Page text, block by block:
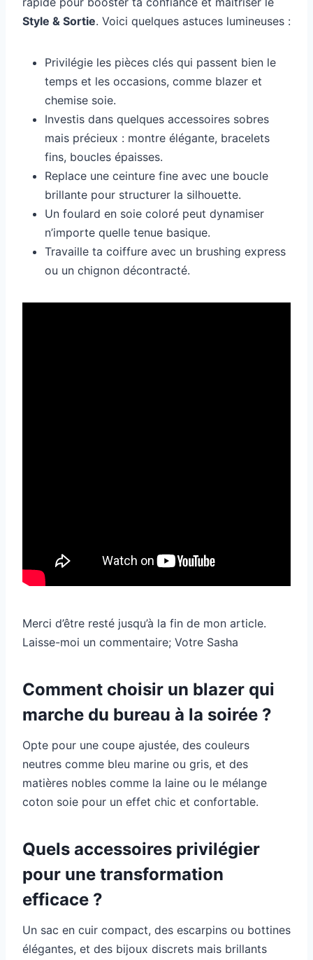
Style & Sortie. Voici quelques astuces lumineuses :
Privilégie les pièces clés qui passent bien le
temps et les occasions, comme blazer et
chemise soie.
Investis dans quelques accessoires sobres
mais précieux : montre élégante, bracelets
fins, boucles épaisses.
Replace une ceinture fine avec une boucle
brillante pour structurer la silhouette.
Un foulard en soie coloré peut dynamiser
n’importe quelle tenue basique.
Travaille ta coiffure avec un brushing express
ou un chignon décontracté.
Merci d’être resté jusqu’à la fin de mon article.
Laisse-moi un commentaire; Votre Sasha
Comment choisir un blazer qui
marche du bureau à la soirée ?
Opte pour une coupe ajustée, des couleurs
neutres comme bleu marine ou gris, et des
matières nobles comme la laine ou le mélange
coton soie pour un effet chic et confortable.
Quels accessoires privilégier
pour une transformation
efficace ?
Un sac en cuir compact, des escarpins ou bottines
élégantes, et des bijoux discrets mais brillants